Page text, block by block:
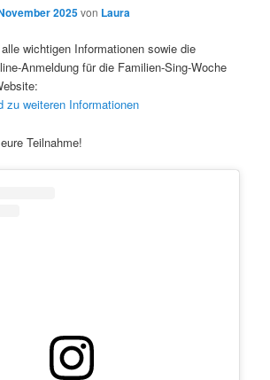
2025von Laura
wichtigen Informationen sowie die
Anmeldung für die Familien-Sing-Woche
zu weiteren Informationen
Teilnahme!